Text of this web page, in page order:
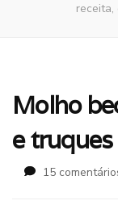
receita,
Molho
e
15